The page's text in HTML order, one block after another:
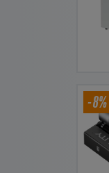
-8%